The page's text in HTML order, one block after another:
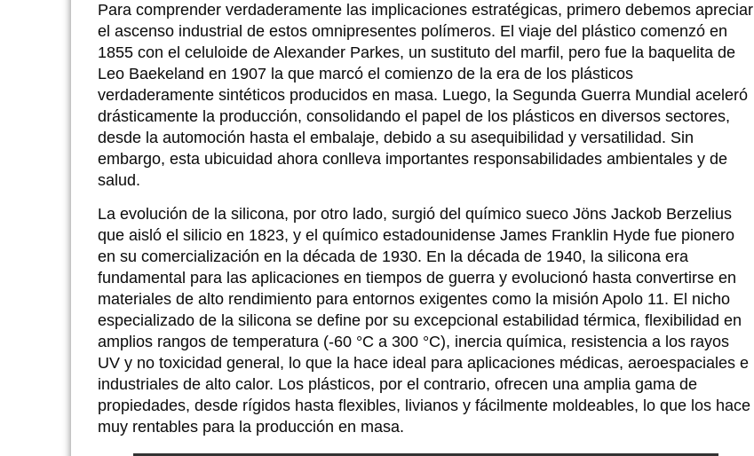
Para comprender verdaderamente las implicaciones estratégicas, primero debemos apreciar
el ascenso industrial de estos omnipresentes polímeros. El viaje del plástico comenzó en
1855 con el celuloide de Alexander Parkes, un sustituto del marfil, pero fue la baquelita de
Leo Baekeland en 1907 la que marcó el comienzo de la era de los plásticos
verdaderamente sintéticos producidos en masa. Luego, la Segunda Guerra Mundial aceleró
drásticamente la producción, consolidando el papel de los plásticos en diversos sectores,
desde la automoción hasta el embalaje, debido a su asequibilidad y versatilidad. Sin
embargo, esta ubicuidad ahora conlleva importantes responsabilidades ambientales y de
salud.
La evolución de la silicona, por otro lado, surgió del químico sueco Jöns Jackob Berzelius
que aisló el silicio en 1823, y el químico estadounidense James Franklin Hyde fue pionero
en su comercialización en la década de 1930. En la década de 1940, la silicona era
fundamental para las aplicaciones en tiempos de guerra y evolucionó hasta convertirse en
materiales de alto rendimiento para entornos exigentes como la misión Apolo 11. El nicho
especializado de la silicona se define por su excepcional estabilidad térmica, flexibilidad en
amplios rangos de temperatura (-60 °C a 300 °C), inercia química, resistencia a los rayos
UV y no toxicidad general, lo que la hace ideal para aplicaciones médicas, aeroespaciales e
industriales de alto calor. Los plásticos, por el contrario, ofrecen una amplia gama de
propiedades, desde rígidos hasta flexibles, livianos y fácilmente moldeables, lo que los hace
muy rentables para la producción en masa.